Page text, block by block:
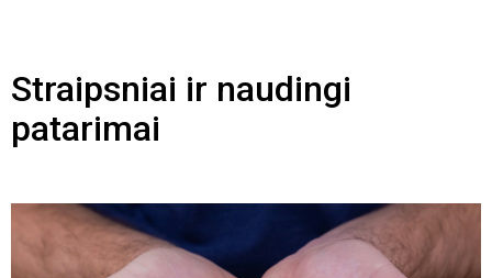
Straipsniai ir naudingi
patarimai